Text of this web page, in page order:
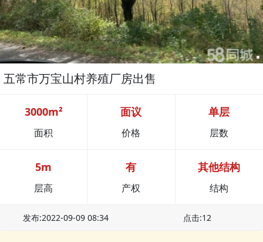
五常市万宝山村养殖厂房出售
3000m²
面积
面议
价格
单层
层数
5m
层高
有
产权
其他结构
结构
发布:2022-09-09 08:34 点击:12